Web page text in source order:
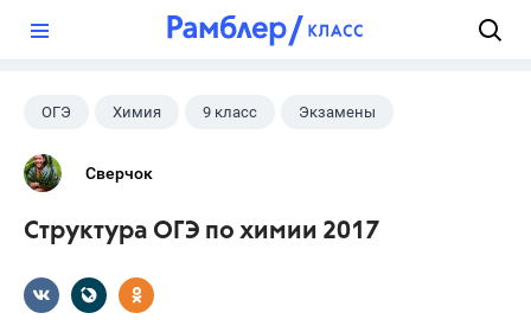
ОГЭ Химия 9 класс Экзамены
Сверчок
Структура ОГЭ по химии 2017